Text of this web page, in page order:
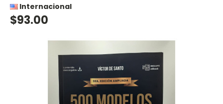
Internacional
$93.00